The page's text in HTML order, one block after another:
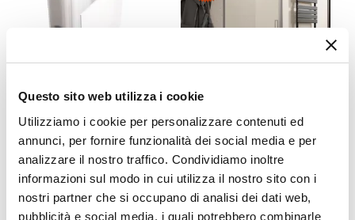
Questo sito web utilizza i cookie
Utilizziamo i cookie per personalizzare contenuti ed
annunci, per fornire funzionalità dei social media e per
analizzare il nostro traffico. Condividiamo inoltre
informazioni sul modo in cui utilizza il nostro sito con i
nostri partner che si occupano di analisi dei dati web,
pubblicità e social media, i quali potrebbero combinarle
Apertura
Scorrevole
Regolabile
Si
Larghezza Da - A
107 cm | 112 cm
Estensibile
Tramite profilo "Ebe" - € 58
CODICE:HPRF1
Profilo di estensione 3,5 - 6
cm per box doccia cromato
in alluminio - Ebe
CODICE:46550110
Nicchia doccia 110 cm
scorrevole vetro temperato
6mm trasparente 185h -
Young